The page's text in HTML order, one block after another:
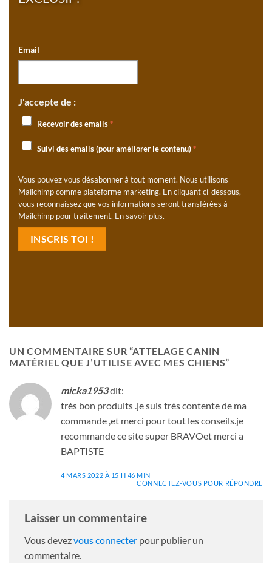
Email
J'accepte de :
Recevoir des emails*
Suivi des emails (pour améliorer le contenu)*
Vous pouvez vous désabonner à tout moment. Nous utilisons
Mailchimp comme plateforme marketing. En cliquant ci-dessous,
vous reconnaissez que vos informations seront transférées à
Mailchimp pour traitement. En savoir plus.
UN COMMENTAIRE SUR “ATTELAGE CANIN
MATÉRIEL QUE J’UTILISE AVEC MES CHIENS”
micka1953dit:
très bon produits .je suis très contente de ma
commande ,et merci pour tout les conseils.je
recommande ce site super BRAVOet merci a
BAPTISTE
4 MARS 2022 À 15 H 46 MIN
CONNECTEZ-VOUS POUR RÉPONDRE
Laisser un commentaire
Vous devezvous connecter pour publier un
commentaire.